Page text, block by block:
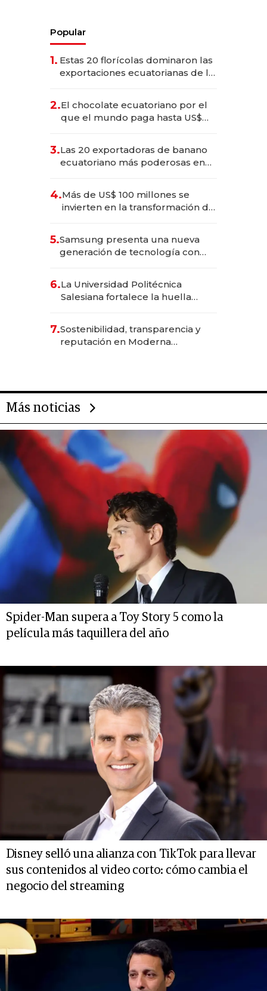
Popular
1. Estas 20 florícolas dominaron las
exportaciones ecuatorianas de la
2.El chocolate ecuatoriano por el
que el mundo paga hasta US$
3.Las 20 exportadoras de banano
ecuatoriano más poderosas en
4.Más de US$ 100 millones se
invierten en la transformación de
5.Samsung presenta una nueva
generación de tecnología con
6.La Universidad Politécnica
Salesiana fortalece la huella
7.Sostenibilidad, transparencia y
reputación en Moderna
Más noticias
Spider-Man supera a Toy Story 5 como la
película más taquillera del año
Disney selló una alianza con TikTok para llevar
sus contenidos al video corto: cómo cambia el
negocio del streaming